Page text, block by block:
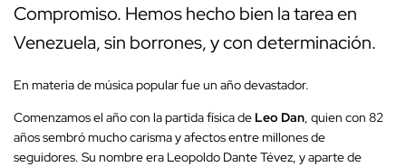
Compromiso. Hemos hecho bien la tarea en
Venezuela, sin borrones, y con determinación.
En materia de música popular fue un año devastador.
Comenzamos el año con la partida física de Leo Dan, quien con 82
años sembró mucho carisma y afectos entre millones de
seguidores. Su nombre era Leopoldo Dante Tévez, y aparte de